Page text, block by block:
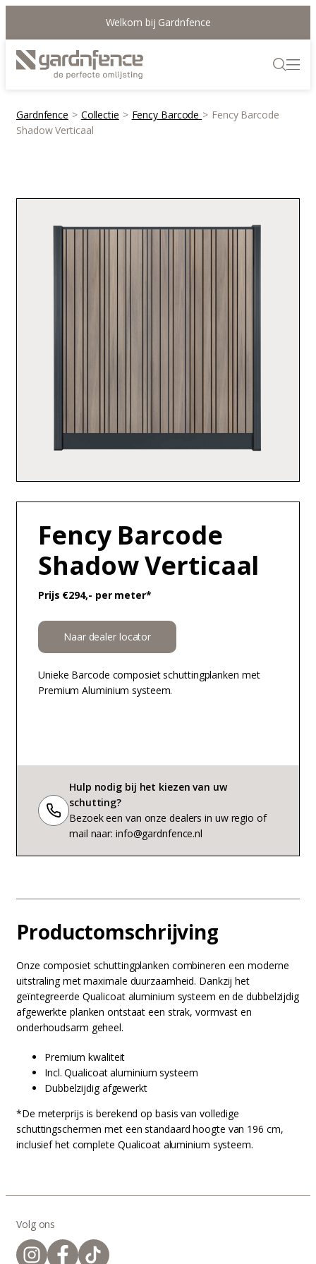
Welkom bij Gardnfence
Gardnfence > Collectie > Fency Barcode > Fency Barcode
Shadow Verticaal
Fency Barcode
Shadow Verticaal
Prijs €294,- per meter*
Naar dealer locator
Unieke Barcode composiet schuttingplanken met
Premium Aluminium systeem.
Hulp nodig bij het kiezen van uw
schutting?
Bezoek een van onze dealers in uw regio of
mail naar: info@gardnfence.nl
Productomschrijving
Onze composiet schuttingplanken combineren een moderne
uitstraling met maximale duurzaamheid. Dankzij het
geïntegreerde Qualicoat aluminium systeem en de dubbelzijdig
afgewerkte planken ontstaat een strak, vormvast en
onderhoudsarm geheel.
Premium kwaliteit
Incl. Qualicoat aluminium systeem
Dubbelzijdig afgewerkt
*De meterprijs is berekend op basis van volledige
schuttingschermen met een standaard hoogte van 196 cm,
inclusief het complete Qualicoat aluminium systeem.
Volg ons